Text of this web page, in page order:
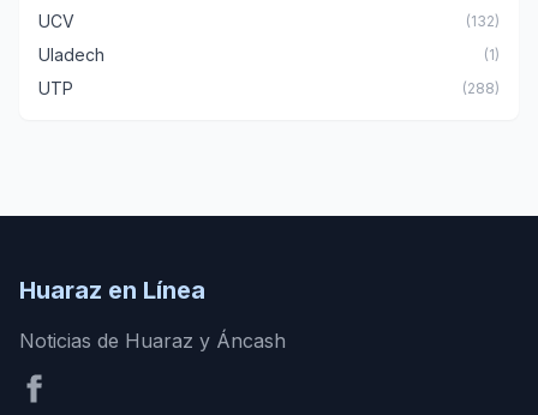
UCV (132)
Uladech (1)
UTP (288)
Huaraz en Línea
Noticias de Huaraz y Áncash